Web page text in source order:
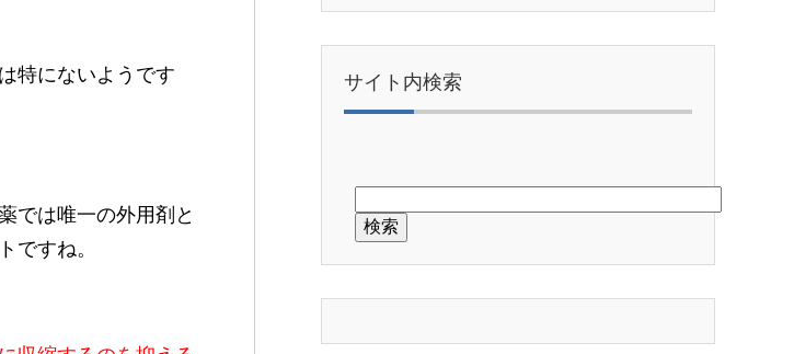
特にないようです
では唯一の外用剤と
ですね。
サイト内検索